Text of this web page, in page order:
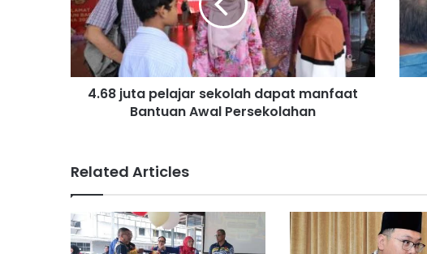
j
u
t
p
r
s
e
k
o
4.68 juta pelajar sekolah dapat manfaat
Bantuan Awal Persekolahan
p
e
r
m
b
e
r
i
Related Articles